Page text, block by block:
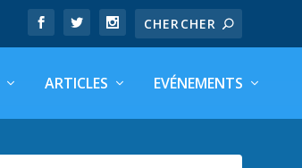
ARTICLES EVÉNEMENTS